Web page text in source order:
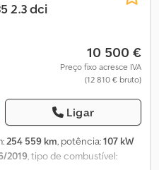
2.3 dci
10 500 €
Preço fixo acresce IVA
(12 810 € bruto)
Ligar
254 559 km, potência:107 kW
2019, tipo de combustível: